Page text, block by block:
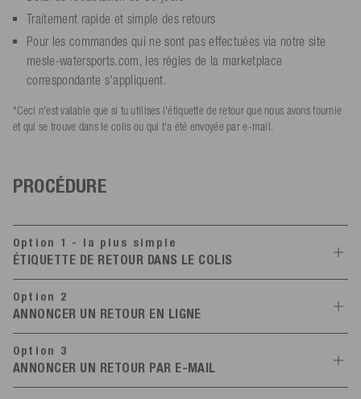
Traitement rapide et simple des retours
Pour les commandes qui ne sont pas effectuées via notre site
mesle-watersports.com, les règles de la marketplace
correspondante s'appliquent.
*Ceci n'est valable que si tu utilises l'étiquette de retour que nous avons fournie
et qui se trouve dans le colis ou qui t'a été envoyée par e-mail.
PROCÉDURE
Option 1 - la plus simple
ÉTIQUETTE DE RETOUR DANS LE COLIS
Emballer les articles
La marchandise ne doit pas présenter de traces d'utilisation
La marchandise doit être emballée dans son emballage d'origine
avec toutes les étiquettes.
Emballe la marchandise de manière sûre, de préférence dans le
carton d'origine
Option 2
ANNONCER UN RETOUR EN LIGNE
Annoncer un retour
Clique sur le bouton "Voir la commande" dans l'e-mail de
Option 3
ANNONCER UN RETOUR PAR E-MAIL